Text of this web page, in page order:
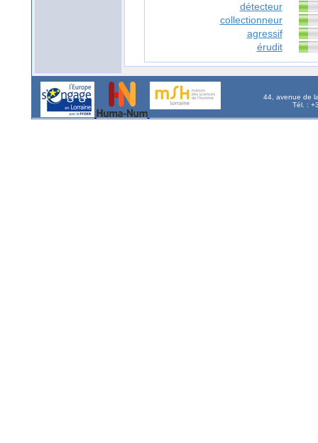
détecteur
collectionneur
agressif
érudit
44, avenue de
Tél. :